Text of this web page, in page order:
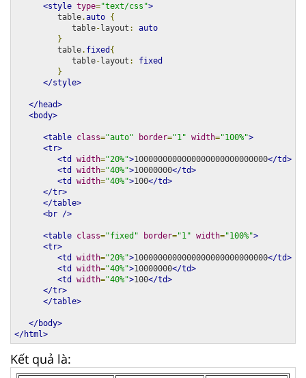
<style type="text/css">
         table
.auto {
            table
-layout :
auto
}
         table
. fixed {
            table
-layout :
fixed
}
</style>
</head>
<body>
<table class="auto" border="1" width="100%">
<tr>
<td
width="20%">1000000000000000000000000000</td>
<td
width="40%">10000000</td>
<td
width="40%">100</td>
</tr>
</table>
<br />
<table class="fixed" border="1" width="100%">
<tr>
<td
width="20%">1000000000000000000000000000</td>
<td
width="40%">10000000</td>
<td
width="40%">100</td>
</tr>
</table>
</body>
</html>
Kết quả là: